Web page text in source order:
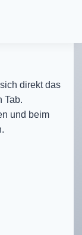
direkt das
Tab.
und beim